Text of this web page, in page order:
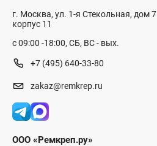
г. Москва, ул. 1-я Стекольная, дом 7
корпус 11
с 09:00 -18:00, СБ, ВС - вых.
+7 (495) 640-33-80
zakaz@remkrep.ru
ООО «Ремкреп.ру»